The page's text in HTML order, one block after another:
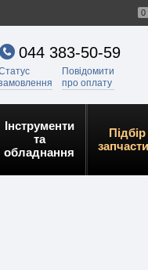
0
044 383-50-59
Повідомити
про оплату
Інструменти
та
обладнання
Підбір